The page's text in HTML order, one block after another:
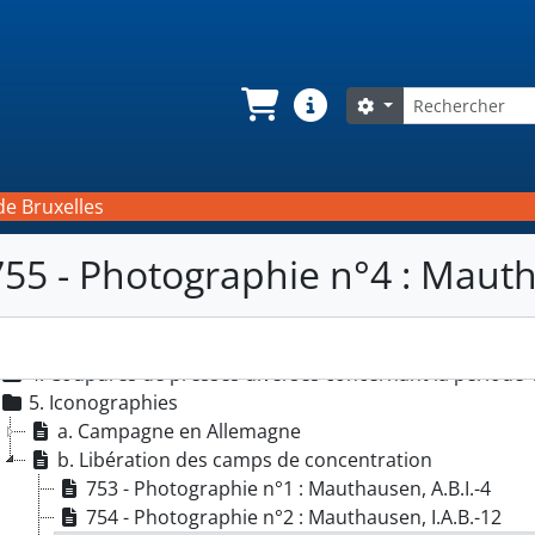
Panier Liens rapidesRechercher
Search options
Bruxelles
- Photographie n°4 :
A. Avocat et substitut au Procureur du Roi
B. Procureur du Roi
C. Fonctions durant la Seconde Guerre mondiale
1. Auditeur général
2. Haut-Commissaire à la sécurité de l'État
4. Coupures de presses diverses concernant la période
5. Iconographies
a. Campagne en Allemagne
b. Libération des camps de concentration
753 - Photographie n°1 : Mauthausen, A.B.I.-4
754 - Photographie n°2 : Mauthausen, I.A.B.-12